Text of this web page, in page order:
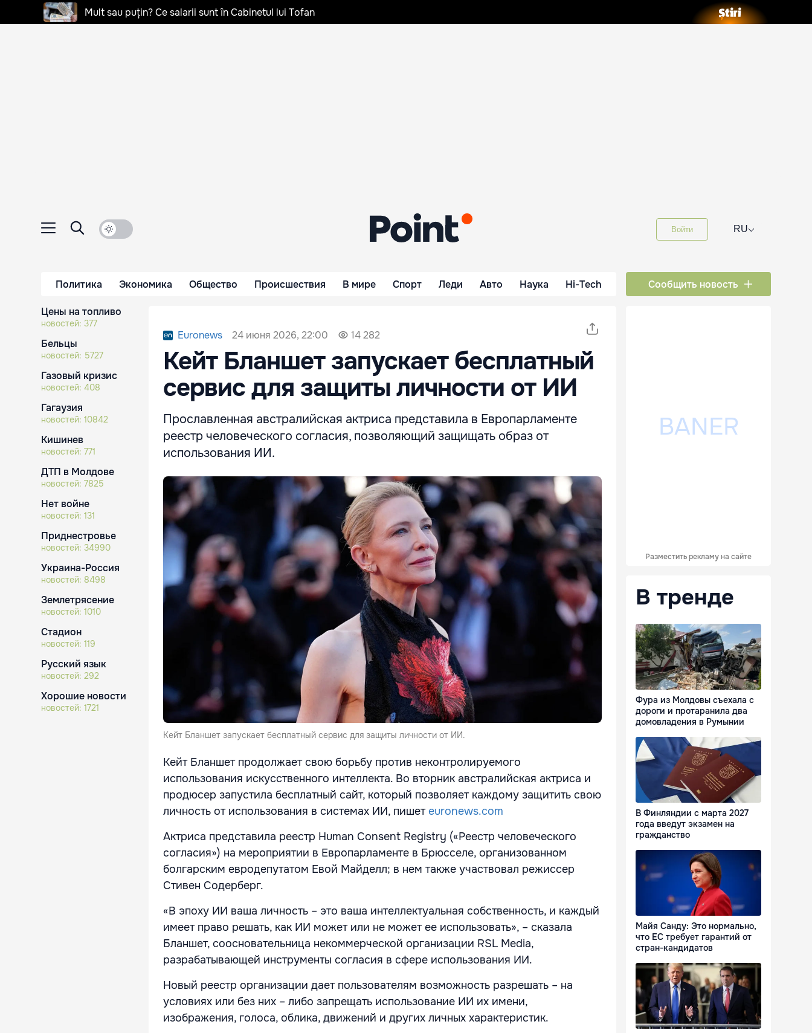
Mult sau puțin? Ce salarii sunt în Cabinetul lui Tofan
Войти RU⌵
Политика Экономика Общество Происшествия В мире Спорт Леди Авто Наука Hi-Tech Сообщить новость
Цены на топливо
новостей: 377
Бельцы
новостей: 5727
Газовый кризис
новостей: 408
Гагаузия
новостей: 10842
Кишинев
новостей: 771
ДТП в Молдове
новостей: 7825
Нет войне
новостей: 131
Приднестровье
новостей: 34990
Украина-Россия
новостей: 8498
Землетрясение
новостей: 1010
Стадион
новостей: 119
Русский язык
новостей: 292
Хорошие новости
новостей: 1721
Euronews 24 июня 2026, 22:00 14 282
Кейт Бланшет запускает бесплатный
сервис для защиты личности от ИИ
Прославленная австралийская актриса представила в Европарламенте
реестр человеческого согласия, позволяющий защищать образ от
использования ИИ.
Кейт Бланшет запускает бесплатный сервис для защиты личности от ИИ.
Кейт Бланшет продолжает свою борьбу против неконтролируемого
использования искусственного интеллекта. Во вторник австралийская актриса и
продюсер запустила бесплатный сайт, который позволяет каждому защитить свою
личность от использования в системах ИИ, пишетeuronews.com
Актриса представила реестр Human Consent Registry («Реестр человеческого
согласия») на мероприятии в Европарламенте в Брюсселе, организованном
болгарским евродепутатом Евой Майделл; в нем также участвовал режиссер
Стивен Содерберг.
«В эпоху ИИ ваша личность – это ваша интеллектуальная собственность, и каждый
имеет право решать, как ИИ может или не может ее использовать», – сказала
Бланшет, соосновательница некоммерческой организации RSL Media,
разрабатывающей инструменты согласия в сфере использования ИИ.
Новый реестр организации дает пользователям возможность разрешать – на
условиях или без них – либо запрещать использование ИИ их имени,
изображения, голоса, облика, движений и других личных характеристик.
Разместить рекламу на сайте
В тренде
Фура из Молдовы съехала с
дороги и протаранила два
домовладения в Румынии
В Финляндии с марта 2027
года введут экзамен на
гражданство
Майя Санду: Это нормально,
что ЕС требует гарантий от
стран-кандидатов